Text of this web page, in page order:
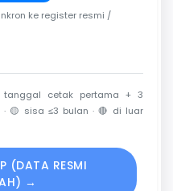
ke register resmi /
tanggal cetak pertama + 3
🟡 sisa ≤3 bulan · 🔴 di luar
(DATA RESMI
→